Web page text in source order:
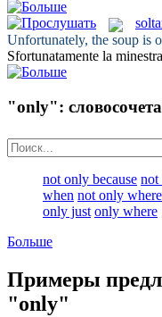
Unfortunately, the soup is
Sfortunatamente la
"only":
not only because not
when not only where
only just only where
Больше
Примеры
"only"